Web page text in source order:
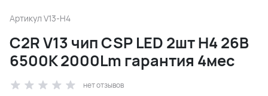
Артикул V13-H4
C2R V13 чип CSP LED 2шт H4 26В
6500К 2000Lm гарантия 4мес
нет отзывов